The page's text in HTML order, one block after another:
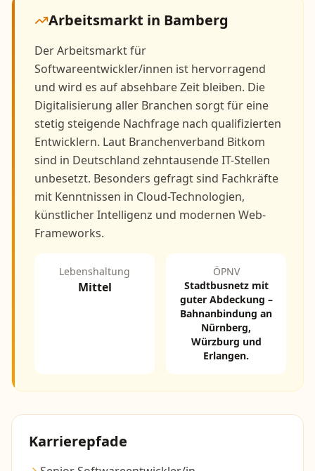
Arbeitsmarkt in Bamberg
Der Arbeitsmarkt für
Softwareentwickler/innen ist hervorragend
und wird es auf absehbare Zeit bleiben. Die
Digitalisierung aller Branchen sorgt für eine
stetig steigende Nachfrage nach qualifizierten
Entwicklern. Laut Branchenverband Bitkom
sind in Deutschland zehntausende IT-Stellen
unbesetzt. Besonders gefragt sind Fachkräfte
mit Kenntnissen in Cloud-Technologien,
künstlicher Intelligenz und modernen Web-
Frameworks.
Lebenshaltung
Mittel
ÖPNV
Stadtbusnetz mit
guter Abdeckung –
Bahnanbindung an
Nürnberg,
Würzburg und
Erlangen.
Karrierepfade